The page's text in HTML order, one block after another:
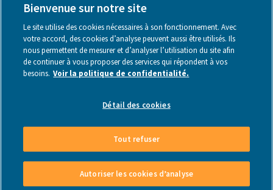
Made by Webstanz- Copyright © 2026
Bienvenue sur notre site
Le site utilise des cookies nécessaires à son fonctionnement. Avec
votre accord, des cookies d’analyse peuvent aussi être utilisés. Ils
nous permettent de mesurer et d’analyser l’utilisation du site afin
de continuer à vous proposer des services qui répondent à vos
besoins. Voir la politique de confidentialité.
Détail des cookies
Tout refuser
Autoriser les cookies d’analyse